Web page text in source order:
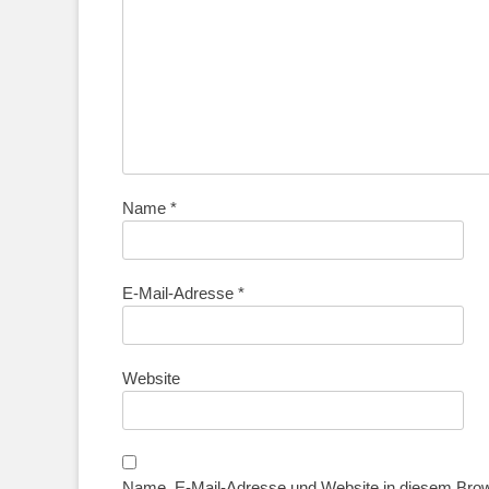
Name *
E-Mail-Adresse *
Website